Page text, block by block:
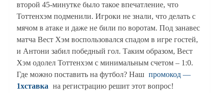
второй 45-минутке было такое впечатление, что
Тоттенхэм подменили. Игроки не знали, что делать с
мячом в атаке и даже не били по воротам. Под занавес
матча Вест Хэм воспользовался спадом в игре гостей,
и Антони забил победный гол. Таким образом, Вест
Хэм одолел Тоттенхэм с минимальным счетом – 1:0.
Где можно поставить на футбол? Наш промокод —
1хставка на регистрацию решит этот вопрос!